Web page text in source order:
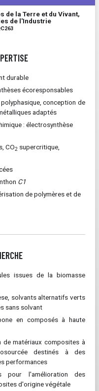
de la Terre et du Vivant,
de l'Industrie
durable
écoresponsables
conception de
adaptés
: électrosynthèse
CO2 supercritique,
C1
de polymères et de
issues de la biomasse
solvants alternatifs verts
sans solvant
en composés à haute
de matériaux composites à
destinés à des
performances
l'amélioration des
d'origine végétale